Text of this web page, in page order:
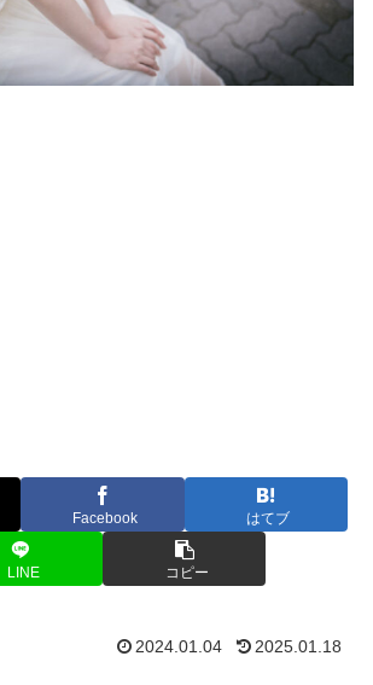
Facebook はてブ
LINE コピー
2024.01.04 2025.01.18